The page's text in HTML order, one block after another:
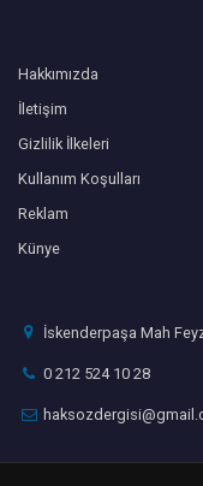
Hakkımızda
İletişim
Gizlilik İlkeleri
Kullanım Koşulları
Reklam
Künye
İskenderpaşa Mah
0 212 524 10 28